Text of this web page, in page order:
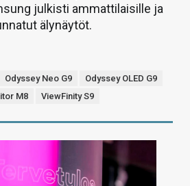
julkisti ammattilaisille ja
älynäytöt.
Odyssey Neo G9
Odyssey OLED G9
M8 ViewFinity S9